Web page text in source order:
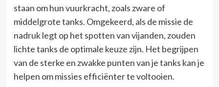
staan om hun vuurkracht, zoals zware of
middelgrote tanks. Omgekeerd, als de missie de
nadruk legt op het spotten van vijanden, zouden
lichte tanks de optimale keuze zijn. Het begrijpen
van de sterke en zwakke punten van je tanks kan je
helpen om missies efficiënter te voltooien.